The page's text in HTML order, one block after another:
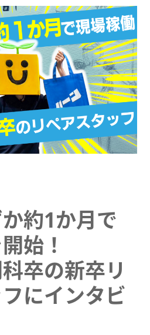
約1か月で
始！
卒の新卒リ
にインタビ